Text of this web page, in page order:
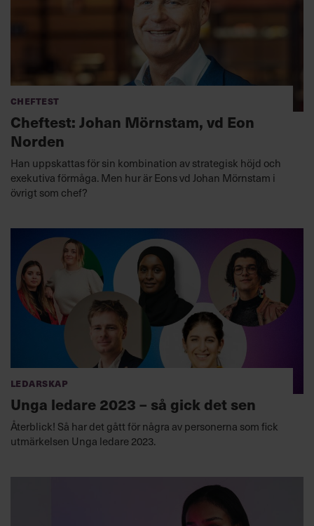
Cheftest
Cheftest: Johan Mörnstam, vd Eon
Norden
Han uppskattas för sin kombination av strategisk höjd och
exekutiva förmåga. Men hur är Eons vd Johan Mörnstam i
övrigt som chef?
Ledarskap
Unga ledare 2023 – så gick det sen
Återblick! Så har det gått för några av personerna som fick
utmärkelsen Unga ledare 2023.